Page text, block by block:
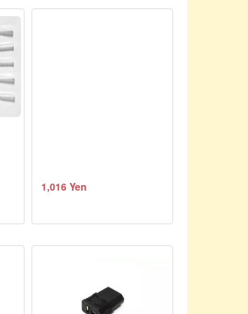
1,016 Yen